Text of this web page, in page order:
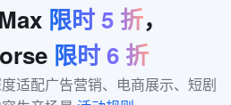
限时 5 折，
限时 6 折
适配广告营销、电商展示、短剧